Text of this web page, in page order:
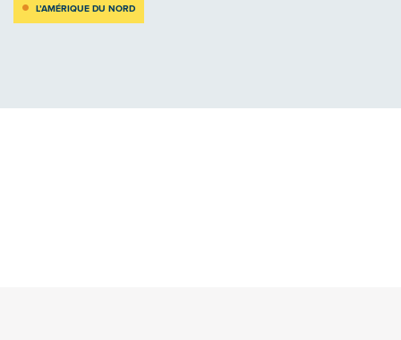
L’AMÉRIQUE DU NORD